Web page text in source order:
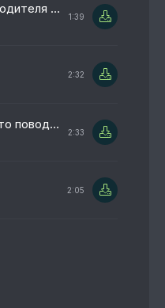
Я еду на такси водителя просив
1:39
2:32
Жизнь это просто повод сойти с ума
2:33
2:05